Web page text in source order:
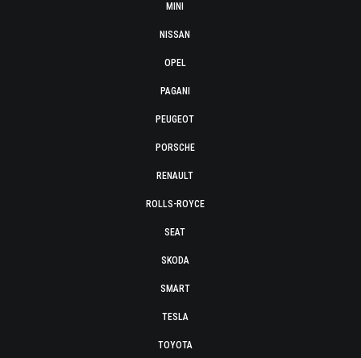
MINI
NISSAN
OPEL
PAGANI
PEUGEOT
PORSCHE
RENAULT
ROLLS-ROYCE
SEAT
SKODA
SMART
TESLA
TOYOTA